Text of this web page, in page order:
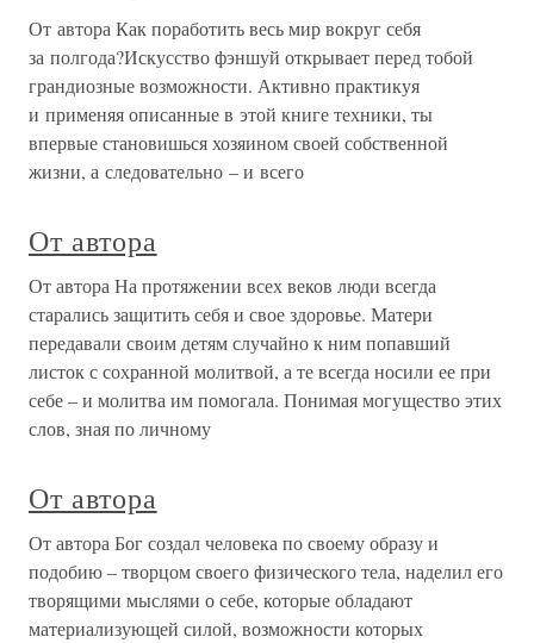
От автора Как поработить весь мир вокруг себя
за полгода?Искусство фэншуй открывает перед тобой
грандиозные возможности. Активно практикуя
и применяя описанные в этой книге техники, ты
впервые становишься хозяином своей собственной
жизни, а следовательно – и всего
От автора
От автора На протяжении всех веков люди всегда
старались защитить себя и свое здоровье. Матери
передавали своим детям случайно к ним попавший
листок с сохранной молитвой, а те всегда носили ее при
себе – и молитва им помогала. Понимая могущество этих
слов, зная по личному
От автора
От автора Бог создал человека по своему образу и
подобию – творцом своего физического тела, наделил его
творящими мыслями о себе, которые обладают
материализующей силой, возможности которых